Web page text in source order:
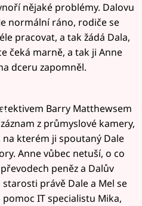
nějaké problémy. Dalovu
normální ráno, rodiče se
pracovat, a tak žádá Dala,
čeká marně, a tak ji Anne
dceru zapomněl.
Barry Matthewsem
z průmyslové kamery,
kterém ji spoutaný Dale
Anne vůbec netuší, o co
peněz a Dalův
právě Dale a Mel se
IT specialistu Mika,